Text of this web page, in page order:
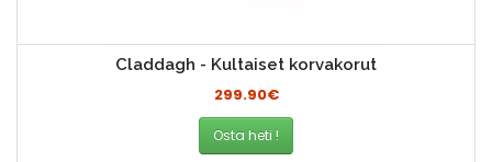
Claddagh - Kultaiset korvakorut
299.90€
Osta heti !